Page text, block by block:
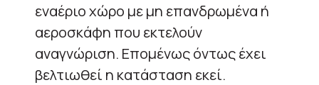
εναέριο χώρο με μη επανδρωμένα ή
αεροσκάφη που εκτελούν
αναγνώριση. Επομένως όντως έχει
βελτιωθεί η κατάσταση εκεί.